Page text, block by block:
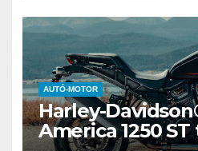
AUTÓ-MOTOR
Harley-
America 1250